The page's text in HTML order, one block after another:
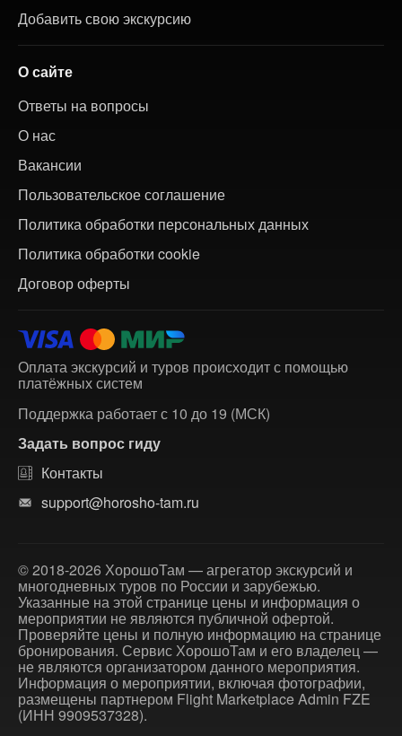
Добавить свою экскурсию
О сайте
Ответы на вопросы
О нас
Вакансии
Пользовательское соглашение
Политика обработки персональных данных
Политика обработки cookie
Договор оферты
Оплата экскурсий и туров происходит с помощью
платёжных систем
Поддержка работает с 10 до 19 (МСК)
Задать вопрос гиду
Контакты
support@horosho-tam.ru
© 2018-2026 ХорошоТам — агрегатор экскурсий и
многодневных туров по России и зарубежью.
Указанные на этой странице цены и информация о
мероприятии не являются публичной офертой.
Проверяйте цены и полную информацию на странице
бронирования. Сервис ХорошоТам и его владелец —
не являются организатором данного мероприятия.
Информация о мероприятии, включая фотографии,
размещены партнером Flight Marketplace Admin FZE
(ИНН 9909537328).